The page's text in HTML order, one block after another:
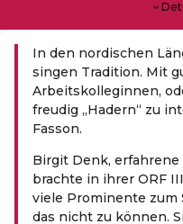
In den nordischen
singen Tradition. Mit
Arbeitskolleginnen,
freudig „Hadern“ zu
Fasson.
Bir­git Denk,
brach­te in ihrer ORF
vie­le Pro­mi­nen­te zum
das nicht zu kön­nen.